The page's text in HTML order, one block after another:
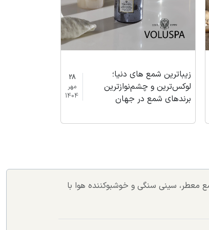
زیباترین شمع های دنیا؛
لوکس‌ترین و چشم‌نوازترین
برندهای شمع در جهان
28
مهر
1404
معطر، سینی سنگی و خوشبوکننده هوا با